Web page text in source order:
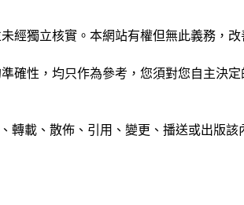
經獨立核實。本網站有權但無此義務，
確性，均只作為參考，您須對您自主決定
轉載、散佈、引用、變更、播送或出版